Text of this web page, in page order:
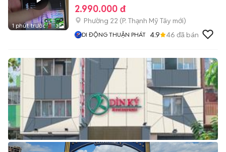
1 phút trước 3
2.990.000 đ
Phường 22 (P. Thạnh Mỹ Tây mới)
DI ĐỘNG THUẬN PHÁT 4.9 46 đã bán